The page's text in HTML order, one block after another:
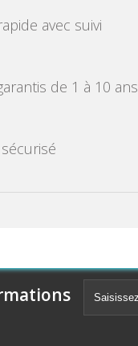
avec suivi
de 1 à 10 ans